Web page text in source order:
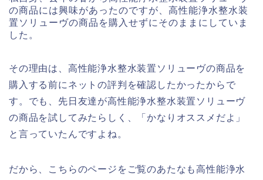
の商品には興味があったのですが、高性能浄水整水装
置ソリューヴの商品を購入せずにそのままにしていま
した。
その理由は、高性能浄水整水装置ソリューヴの商品を
購入する前にネットの評判を確認したかったからで
す。でも、先日友達が高性能浄水整水装置ソリューヴ
の商品を試してみたらしく、「かなりオススメだよ」
と言っていたんですよね。
だから、こちらのページをご覧のあたなも高性能浄水